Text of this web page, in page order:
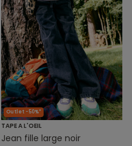
Outlet -50%*
TAPE A L'OEIL
Jean fille large noir